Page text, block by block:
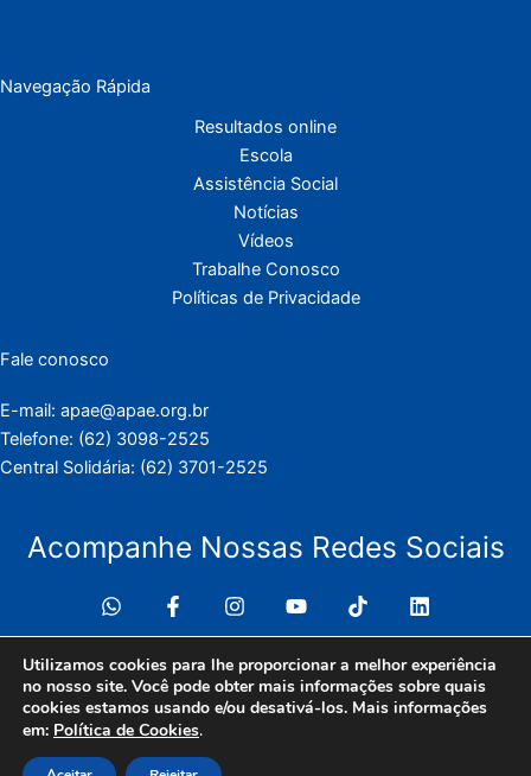
Navegação Rápida
Resultados online
Escola
Assistência Social
Notícias
Vídeos
Trabalhe Conosco
Políticas de Privacidade
Fale conosco
E-mail: apae@apae.org.br
Telefone: (62) 3098-2525
Central Solidária: (62) 3701-2525
Acompanhe Nossas Redes Sociais
Copyright © 2026 Apae Anápolis | Desenvolvido por Agência
Utilizamos cookies para lhe proporcionar a melhor experiência
no nosso site. Você pode obter mais informações sobre quais
cookies estamos usando e/ou desativá-los. Mais informações
em: Política de Cookies.